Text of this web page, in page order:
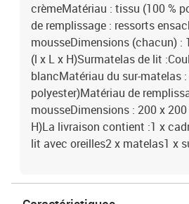
crèmeMatériau : tissu (100 %
de remplissage : ressorts
mousseDimensions (chacun) :
(l x L x H)Surmatelas de lit
blancMatériau du sur-matelas
polyester)Matériau de
mousseDimensions : 200 x
H)La livraison contient :1 x
lit avec oreilles2 x matelas1 x